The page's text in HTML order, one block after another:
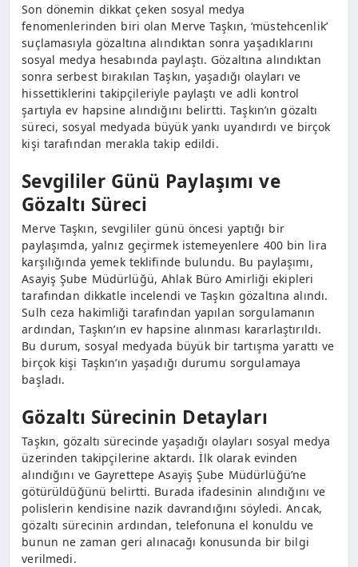
Son dönemin dikkat çeken sosyal medya
fenomenlerinden biri olan Merve Taşkın, ‘müstehcenlik’
suçlamasıyla gözaltına alındıktan sonra yaşadıklarını
sosyal medya hesabında paylaştı. Gözaltına alındıktan
sonra serbest bırakılan Taşkın, yaşadığı olayları ve
hissettiklerini takipçileriyle paylaştı ve adli kontrol
şartıyla ev hapsine alındığını belirtti. Taşkın’ın gözaltı
süreci, sosyal medyada büyük yankı uyandırdı ve birçok
kişi tarafından merakla takip edildi.
Sevgililer Günü Paylaşımı ve
Gözaltı Süreci
Merve Taşkın, sevgililer günü öncesi yaptığı bir
paylaşımda, yalnız geçirmek istemeyenlere 400 bin lira
karşılığında yemek teklifinde bulundu. Bu paylaşımı,
Asayiş Şube Müdürlüğü, Ahlak Büro Amirliği ekipleri
tarafından dikkatle incelendi ve Taşkın gözaltına alındı.
Sulh ceza hakimliği tarafından yapılan sorgulamanın
ardından, Taşkın’ın ev hapsine alınması kararlaştırıldı.
Bu durum, sosyal medyada büyük bir tartışma yarattı ve
birçok kişi Taşkın’ın yaşadığı durumu sorgulamaya
başladı.
Gözaltı Sürecinin Detayları
Taşkın, gözaltı sürecinde yaşadığı olayları sosyal medya
üzerinden takipçilerine aktardı. İlk olarak evinden
alındığını ve Gayrettepe Asayiş Şube Müdürlüğü’ne
götürüldüğünü belirtti. Burada ifadesinin alındığını ve
polislerin kendisine nazik davrandığını söyledi. Ancak,
gözaltı sürecinin ardından, telefonuna el konuldu ve
bunun ne zaman geri alınacağı konusunda bir bilgi
verilmedi.